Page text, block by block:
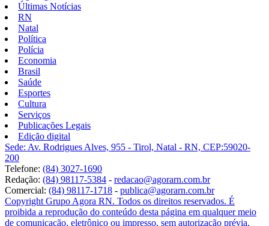
Últimas Notícias
RN
Natal
Política
Polícia
Economia
Brasil
Saúde
Esportes
Cultura
Serviços
Publicações Legais
Edição digital
Sede: Av. Rodrigues Alves, 955 - Tirol, Natal - RN, CEP:59020-
200
Telefone: (84) 3027-1690
Redação: (84) 98117-5384 - redacao@agorarn.com.br
Comercial: (84) 98117-1718 - publica@agorarn.com.br
Copyright Grupo Agora RN. Todos os direitos reservados. É
proibida a reprodução do conteúdo desta página em qualquer meio
de comunicação, eletrônico ou impresso, sem autorização prévia.